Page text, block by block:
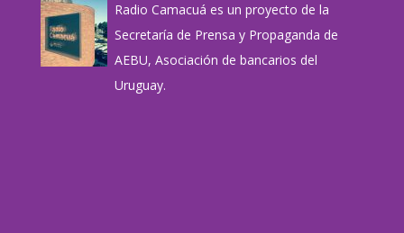
Radio Camacuá es un proyecto de la
Secretaría de Prensa y Propaganda de
AEBU, Asociación de bancarios del
Uruguay.